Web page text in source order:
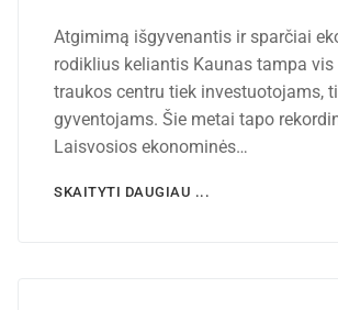
Atgimimą išgyvenantis ir sparčiai
rodiklius keliantis Kaunas tampa vis
traukos centru tiek investuotojams,
gyventojams. Šie metai tapo
Laisvosios ekonominės…
SKAITYTI DAUGIAU ...